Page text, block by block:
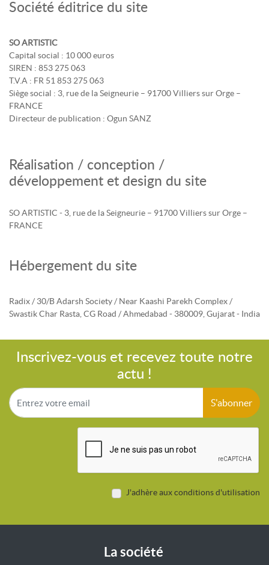
Société éditrice du site
SO ARTISTIC
Capital social : 10 000 euros
SIREN : 853 275 063
T.V.A : FR 51 853 275 063
Siège social : 3, rue de la Seigneurie – 91700 Villiers sur Orge –
FRANCE
Directeur de publication : Ogun SANZ
Réalisation / conception /
développement et design du site
SO ARTISTIC - 3, rue de la Seigneurie – 91700 Villiers sur Orge –
FRANCE
Hébergement du site
Radix / 30/B Adarsh Society / Near Kaashi Parekh Complex /
Swastik Char Rasta, CG Road / Ahmedabad - 380009, Gujarat - India
Inscrivez-vous et recevez toute notre
actu !
S'abonner
J'adhère aux conditions d'utilisation
La société